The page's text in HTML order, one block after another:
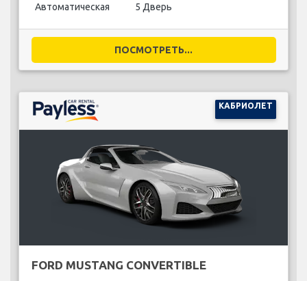
Автоматическая 5 Дверь
ПОСМОТРЕТЬ...
КАБРИОЛЕТ
FORD MUSTANG CONVERTIBLE